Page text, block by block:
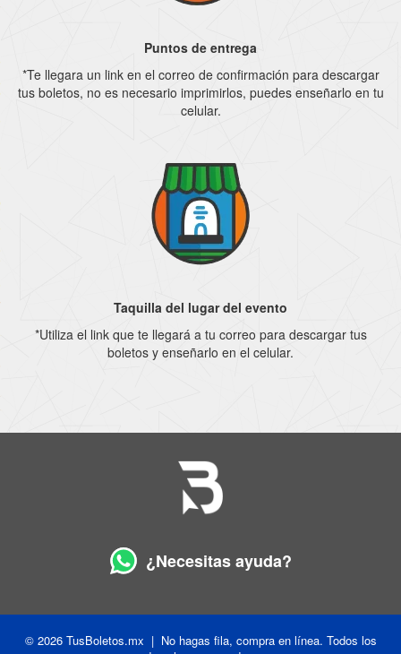
Puntos de entrega
*Te llegara un link en el correo de confirmación para descargar
tus boletos, no es necesario imprimirlos, puedes enseñarlo en tu
celular.
Taquilla del lugar del evento
*Utiliza el link que te llegará a tu correo para descargar tus
boletos y enseñarlo en el celular.
¿Necesitas ayuda?
© 2026 TusBoletos.mx | No hagas fila, compra en línea. Todos los